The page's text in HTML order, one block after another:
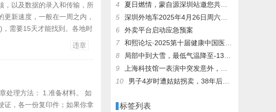
，以及数据的录入和传输，所
新速度，一般在一周之内，
需要15天才能找到。各地时
一周后查看网上是否有相关
违章
处理方法： 1.准备材料。 如
证，各一份复印件；如果你拿
4
夏日燃情，蒙自源深圳站邀您共赴美食盛宴！
5
深圳外地车2025年4月26日周六限行吗
6
外卖平台启动应急预案
7
和熙论坛·2025第十届健康中国医药连锁发展论坛在泰州举办
8
局部中到大雪，最低气温降至-13℃，济南今冬的第一场雪，或跟去年同一时间！
9
上海科技馆一表演中突发意外，机器人从高处坠落摔毁
10
男子4岁时遭姑姑拐卖，38年后终回家认亲！聋哑父母苦寻多年，母亲已抱憾离世丨红星寻人
标签列表